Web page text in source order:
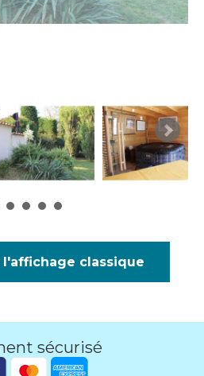
l'affichage classique
sécurisé